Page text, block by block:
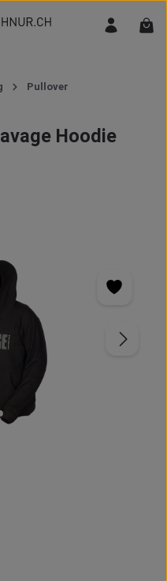
Pullover
5 SternenHoodie